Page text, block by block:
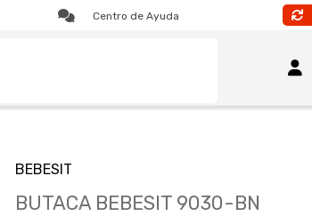
Centro de Ayuda
BEBESIT
BUTACA BEBESIT 9030-BN